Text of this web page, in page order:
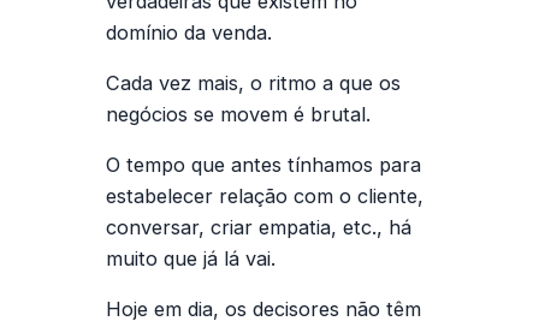
domínio da venda.
Cada vez mais, o ritmo a que os
negócios se movem é brutal.
O tempo que antes tínhamos para
estabelecer relação com o cliente,
conversar, criar empatia, etc., há
muito que já lá vai.
Hoje em dia, os decisores não têm